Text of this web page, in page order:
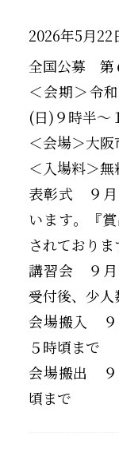
2026年5月22
全国公募 第
＜会期＞令
(日)９時半～
＜会場＞大
＜入場料＞無
表彰式 ９
います。『
されておりま
講習会 ９月
受付後、少人
会場搬入 ９
５時頃まで
会場搬出 ９
頃まで